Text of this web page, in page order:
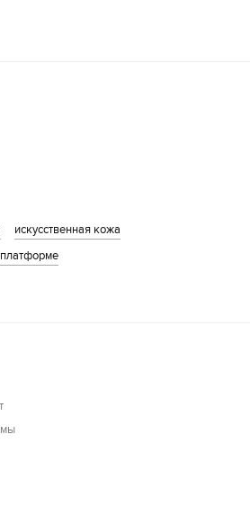
искусственная кожа